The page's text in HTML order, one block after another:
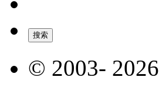
© 2003- 2026